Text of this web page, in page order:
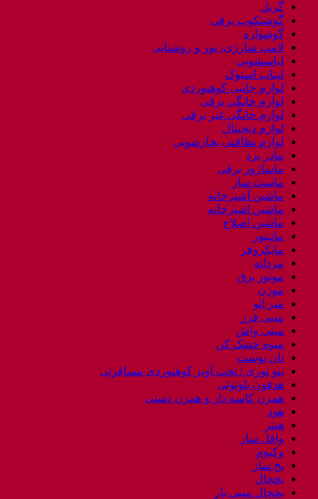
گریل
گوشتکوب برقی
گوشواره
لامپ شارژی، نور و روشنایی
لباسشویی
لپتاب استوک
لوازم جانبی کوهنوردی
لوازم خانگی برقی
لوازم خانگی غیر برقی
لوازم دیجیتال
لوازم نظافتی بخارشویی
مادر برد
ماساژور برقی
ماست ساز
ماشین آشپزخانه
ماشین اشپزخانه
ماشین اصلاح
مانیتور
مایکروفر
مردانه
موتور برق
موزن
میز اتو
مینی فرز
مینی واش
میوه خشک کن
نان توست
ننو توری / تخت آویز کوهنوردی مسافرتی
هدفون بلوتوثی
همزن کاسه دار و همزن دستی
هود
هیتر
وافل ساز
وکیوم
یخ ساز
یخچال
یخچال مینی بار